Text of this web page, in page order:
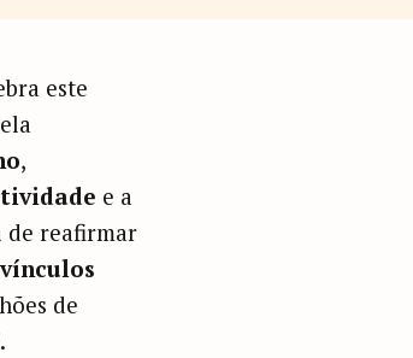
este
,
e a
de reafirmar
vínculos
de